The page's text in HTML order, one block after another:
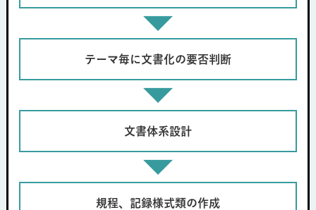
テーマ毎に文書化の要否判断
文書体系設計
規程、記録様式類の作成